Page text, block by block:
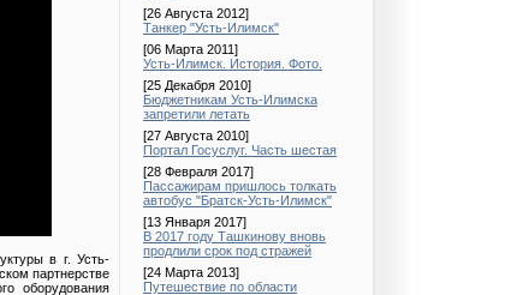
в г. Усть-
партнерстве
оборудования
[26 Августа 2012]
Танкер "Усть-Илимск"
[06 Марта 2011]
Усть-Илимск. История. Фото.
[25 Декабря 2010]
Бюджетникам Усть-Илимска
запретили летать
[27 Августа 2010]
Портал Госуслуг. Часть шестая
[28 Февраля 2017]
Пассажирам пришлось толкать
автобус "Братск-Усть-Илимск"
[13 Января 2017]
В 2017 году Ташкинову вновь
продлили срок под стражей
[24 Марта 2013]
Путешествие по области